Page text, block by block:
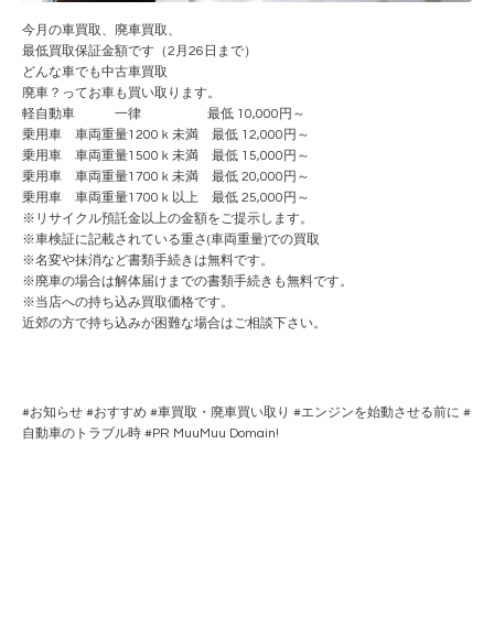
今月の車買取、廃車買取、
最低買取保証金額です（2月26日まで）
どんな車でも中古車買取
廃車？ってお車も買い取ります。
軽自動車 一律 最低 10,000円～
乗用車 車両重量1200ｋ未満 最低 12,000円～
乗用車 車両重量1500ｋ未満 最低 15,000円～
乗用車 車両重量1700ｋ未満 最低 20,000円～
乗用車 車両重量1700ｋ以上 最低 25,000円～
※リサイクル預託金以上の金額をご提示します。
※車検証に記載されている重さ(車両重量)での買取
※名変や抹消など書類手続きは無料です。
※廃車の場合は解体届けまでの書類手続きも無料です。
※当店への持ち込み買取価格です。
近郊の方で持ち込みが困難な場合はご相談下さい。
#お知らせ #おすすめ #車買取・廃車買い取り #エンジンを始動させる前に #
自動車のトラブル時 #PR MuuMuu Domain!